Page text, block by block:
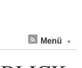
Menü